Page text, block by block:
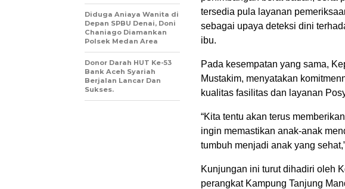
tersedia pula layanan
sebagai upaya deteksi dini
ibu.
Pada kesempatan yang sama,
Mustakim, menyatakan
kualitas fasilitas dan layanan
“Kita tentu akan terus
ingin memastikan anak-anak
tumbuh menjadi anak yang
Kunjungan ini turut dihadiri oleh
perangkat Kampung Tanjung
Diduga Aniaya Wanita di
Depan SPBU Denai, Doni
Chaniago Diamankan
Polsek Medan Area
Donor Darah HUT Ke-53
Bank Aceh Syariah
Berjalan Lancar Dan
Sukses.